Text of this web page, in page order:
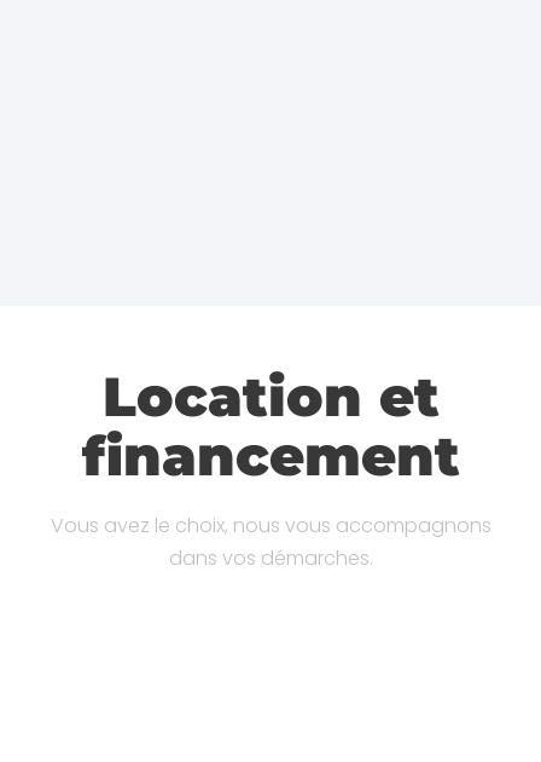
Location et
financement
Vous avez le choix, nous vous accompagnons
dans vos démarches.